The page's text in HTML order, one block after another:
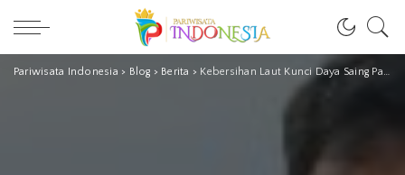
Pariwisata Indonesia > Blog > Berita > Kebersihan Laut Kunci Daya Saing Pariwisata Indonesia